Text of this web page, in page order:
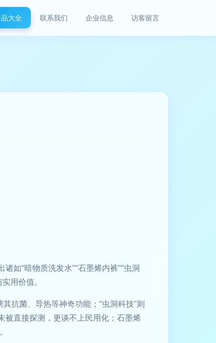
品大全 联系我们 企业信息 访客留言
如“暗物质洗发水”“石墨烯内裤”“虫洞
用价值。
抗菌、导热等神奇功能；“虫洞科技”则
直接探测，更谈不上民用化；石墨烯